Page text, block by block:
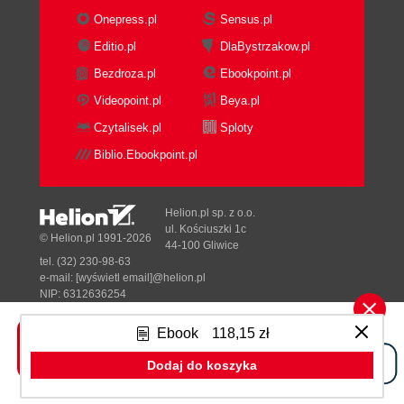
Setup and Load
Missing Data (Again)
Setup and Load (Again)
About the Data Set
Summary
Supported Metrics
Regression Metrics
Classification Metrics
Binomial Classification
The Essentials
Effort
Scoring and Validation
Early Stopping
Checkpoints
Cross-Validation (aka k-folds)
Data Weighting
Ebook 118,15 zł
Dodaj do koszyka
Onepress.pl
Sensus.pl
Editio.pl
DlaBystrzakow.pl
Bezdroza.pl
Ebookpoint.pl
Videopoint.pl
Beya.pl
Czytalisek.pl
Sploty
Biblio.Ebookpoint.pl
Tonik.pl
© Helion.pl 1991-2026
Helion.pl sp. z o.o.
ul. Kościuszki 1c
44-100 Gliwice
tel. (32) 230-98-63
e-mail: [wyświetl email]@helion.pl
NIP: 6312636254